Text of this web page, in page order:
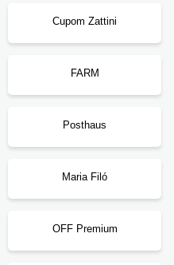
Cupom Zattini
FARM
Posthaus
Maria Filó
OFF Premium